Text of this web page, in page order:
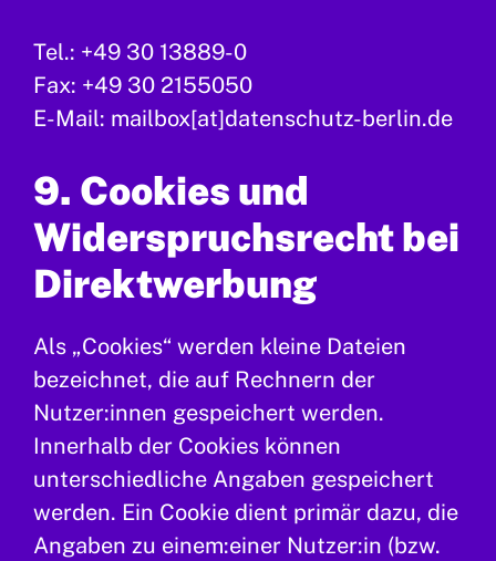
Tel.: +49 30 13889-0
Fax: +49 30 2155050
E-Mail: mailbox[at]datenschutz-berlin.de
9. Cookies und
Widerspruchsrecht bei
Direktwerbung
Als „Cookies“ werden kleine Dateien
bezeichnet, die auf Rechnern der
Nutzer:innen gespeichert werden.
Innerhalb der Cookies können
unterschiedliche Angaben gespeichert
werden. Ein Cookie dient primär dazu, die
Angaben zu einem:einer Nutzer:in (bzw.